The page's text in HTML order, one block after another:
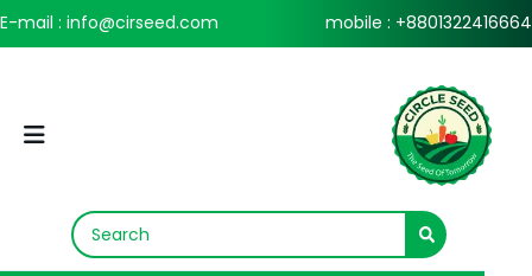
E-mail : info@cirseed.com mobile : +8801322416664